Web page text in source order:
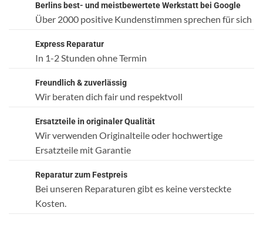
Berlins best- und meistbewertete Werkstatt bei Google
Über 2000 positive Kundenstimmen sprechen für sich
Express Reparatur
In 1-2 Stunden ohne Termin
Freundlich & zuverlässig
Wir beraten dich fair und respektvoll
Ersatzteile in originaler Qualität
Wir verwenden Originalteile oder hochwertige
Ersatzteile mit Garantie
Reparatur zum Festpreis
Bei unseren Reparaturen gibt es keine versteckte
Kosten.